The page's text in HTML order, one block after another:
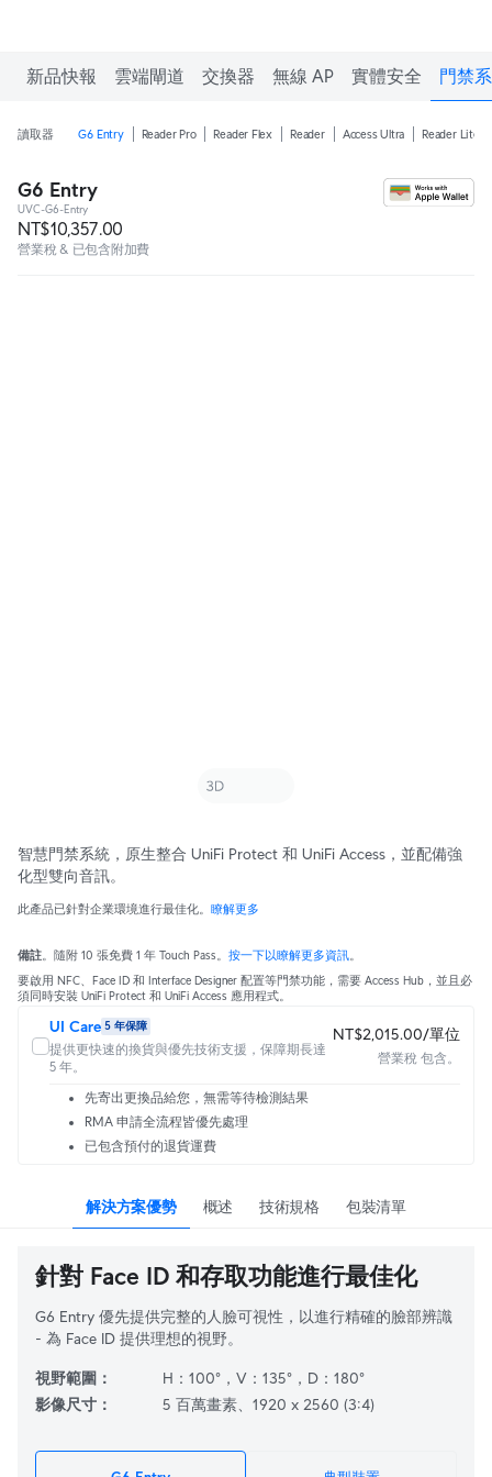
新品快報 雲端閘道 交換器 無線 AP 實體安全 門禁
讀取器 G6 Entry Reader Pro Reader Flex Reader Access Ultra Reader Lite
G6 Entry
UVC-G6-Entry
NT$10,357.00
營業稅 & 已包含附加費
智慧門禁系統，原生整合 UniFi Protect 和 UniFi Access，並配備強
化型雙向音訊。
此產品已針對企業環境進行最佳化。 瞭解更多
備註 。隨附 10 張免費 1 年 Touch Pass。 按一下以瞭解更多資訊
要啟用 NFC、Face ID 和 Interface Designer 配置等門禁功能，需要 Access Hub，並且必
須同時安裝 UniFi Protect 和 UniFi Access 應用程式。
UI Care 5 年保障
提供更快速的換貨與優先技術支援，保障期長達
5 年。
NT$2,015.00/單位
營業稅 包含。
先寄出更換品給您，無需等待檢測結果
RMA 申請全流程皆優先處理
已包含預付的退貨運費
解決方案優勢 概述 技術規格 包裝清單
針對 Face ID 和存取功能進行最佳化
G6 Entry 優先提供完整的人臉可視性，以進行精確的臉部辨識
- 為 Face ID 提供理想的視野。
視野範圍：
H：100°，V：135°，D：180°
影像尺寸：
5 百萬畫素、1920 x 2560 (3:4)